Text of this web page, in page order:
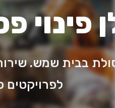
פינוי
בבית שמש.
לפרויקטים